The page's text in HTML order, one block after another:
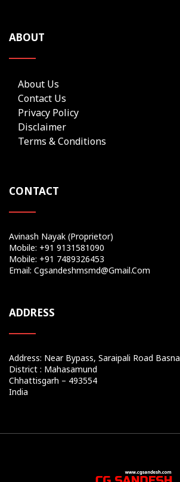
ABOUT
About Us
Contact Us
Privacy Policy
Disclaimer
Terms & Conditions
CONTACT
Avinash Nayak (Proprietor)
Mobile: +91 9131581090
Mobile: +91 7489326453
Email: Cgsandeshmsmd@gmail.com
ADDRESS
Address: Near Bypass, Saraipali Road Basna
District : Mahasamund
Chhattisgarh – 493554
India